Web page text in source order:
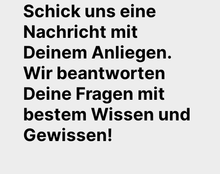
Schick uns eine
Nachricht mit
Deinem Anliegen.
Wir beantworten
Deine Fragen mit
bestem Wissen und
Gewissen!